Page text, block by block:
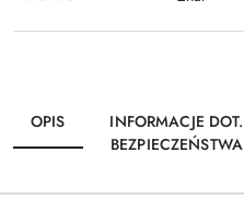
OPIS
INFORMACJE DOT.
BEZPIECZEŃSTWA